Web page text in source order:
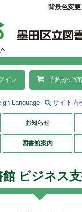
背景色変更
イン 予約かご
Language サイト内
お知らせ
図書館案内
ビジネス